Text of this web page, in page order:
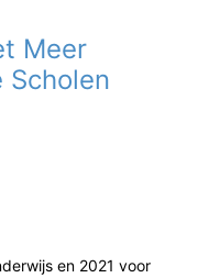
Meer
Scholen
en 2021 voor